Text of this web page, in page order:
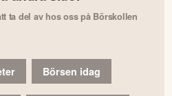
ta del av hos oss på Börskollen
Börsen idag